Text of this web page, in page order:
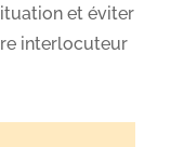
et éviter
interlocuteur